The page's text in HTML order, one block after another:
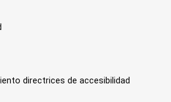
directrices de accesibilidad